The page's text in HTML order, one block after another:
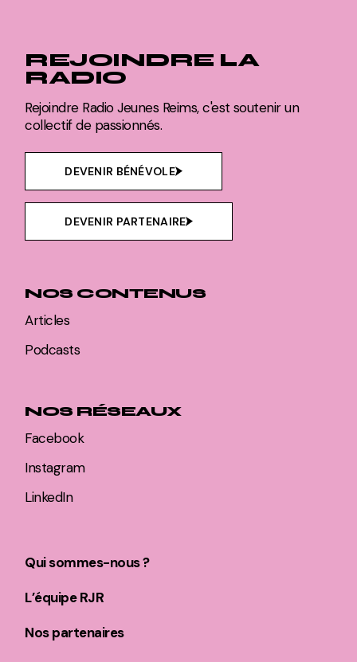
REJOINDRE LA
RADIO
Rejoindre Radio Jeunes Reims, c'est soutenir un
collectif de passionnés.
DEVENIR BÉNÉVOLE
DEVENIR PARTENAIRE
NOS CONTENUS
Articles
Podcasts
NOS RÉSEAUX
Facebook
Instagram
LinkedIn
Qui sommes-nous ?
L’équipe RJR
Nos partenaires